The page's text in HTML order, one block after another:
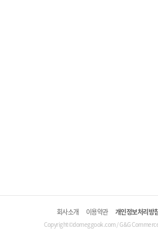
회사소개 이용약관 개인정보처리방
Copyright©domeggook.com / G&G